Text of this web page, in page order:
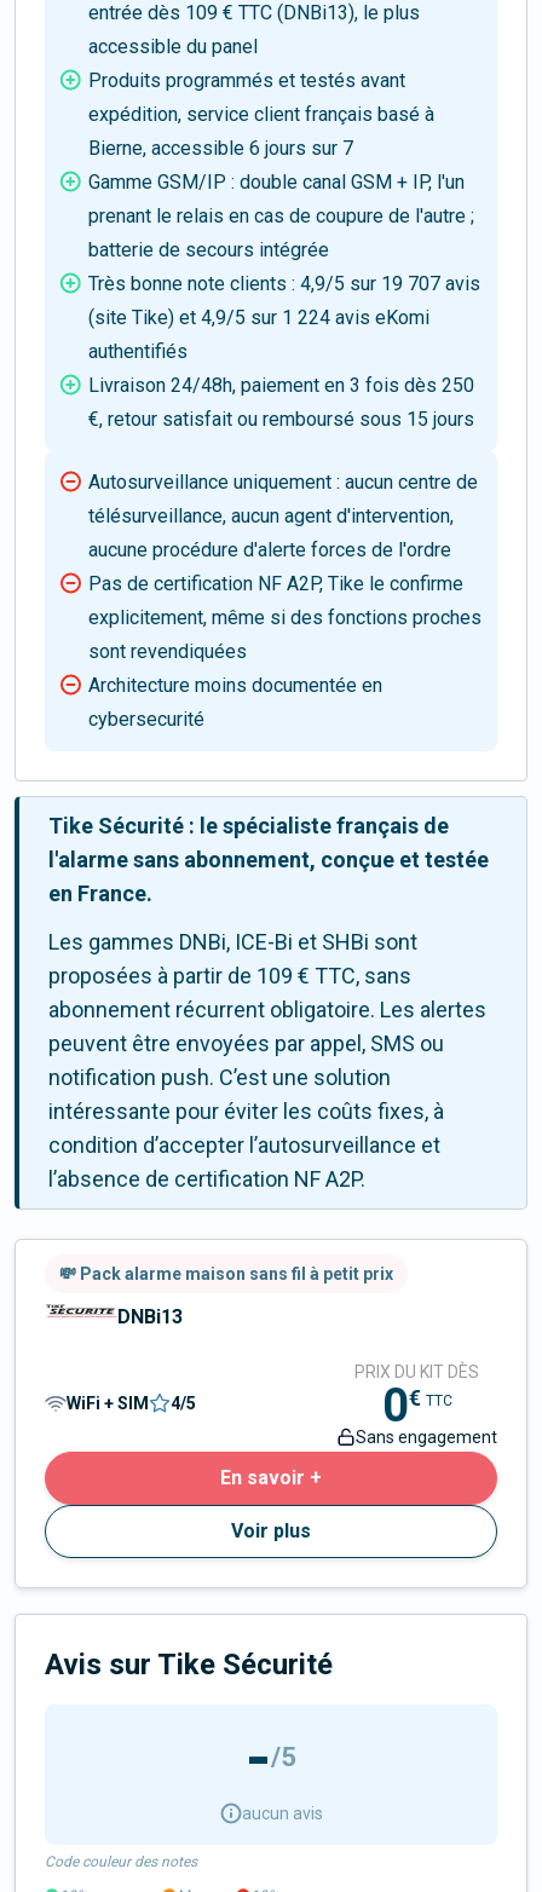
entrée dès 109 € TTC (DNBi13), le plus
accessible du panel
Produits programmés et testés avant
expédition, service client français basé à
Bierne, accessible 6 jours sur 7
Gamme GSM/IP : double canal GSM + IP, l'un
prenant le relais en cas de coupure de l'autre ;
batterie de secours intégrée
Très bonne note clients : 4,9/5 sur 19 707 avis
(site Tike) et 4,9/5 sur 1 224 avis eKomi
authentifiés
Livraison 24/48h, paiement en 3 fois dès 250
€, retour satisfait ou remboursé sous 15 jours
Autosurveillance uniquement : aucun centre de
télésurveillance, aucun agent d'intervention,
aucune procédure d'alerte forces de l'ordre
Pas de certification NF A2P, Tike le confirme
explicitement, même si des fonctions proches
sont revendiquées
Architecture moins documentée en
cybersecurité
Tike Sécurité : le spécialiste français de
l'alarme sans abonnement, conçue et testée
en France.
Les gammes DNBi, ICE-Bi et SHBi sont
proposées à partir de 109 € TTC, sans
abonnement récurrent obligatoire. Les alertes
peuvent être envoyées par appel, SMS ou
notification push. C’est une solution
intéressante pour éviter les coûts fixes, à
condition d’accepter l’autosurveillance et
l’absence de certification NF A2P.
DNBi13
💸 Pack alarme maison sans fil à petit prix
WiFi + SIM 4/5
En savoir +
Voir plus
PRIX DU KIT DÈS
0€ TTC
Sans engagement
Avis sur Tike Sécurité
-/5
aucun avis
Code couleur des notes